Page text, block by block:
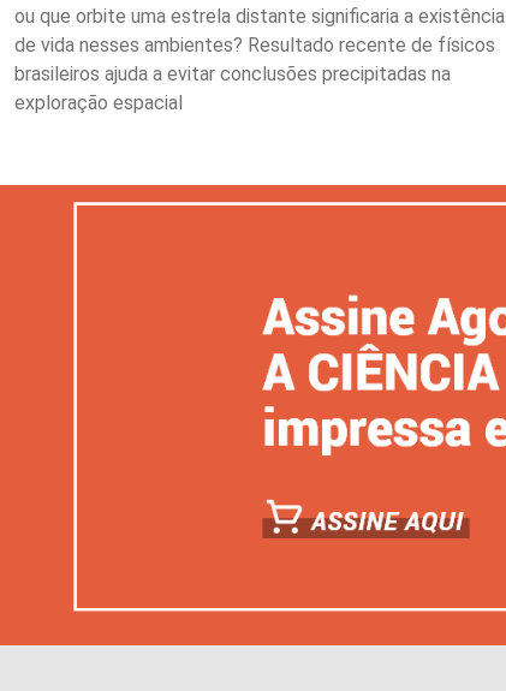
ou que orbite uma estrela distante significaria a existência
de vida nesses ambientes? Resultado recente de físicos
brasileiros ajuda a evitar conclusões precipitadas na
exploração espacial